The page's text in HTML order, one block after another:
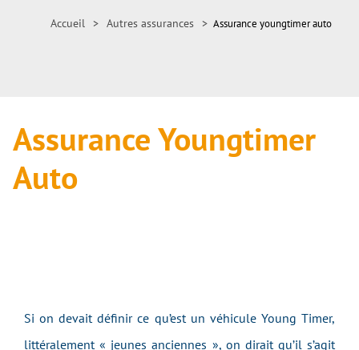
Accueil > Autres assurances > Assurance youngtimer auto
Assurance Youngtimer
Auto
Si on devait définir ce qu’est un véhicule Young Timer,
littéralement « jeunes anciennes », on dirait qu’il s’agit